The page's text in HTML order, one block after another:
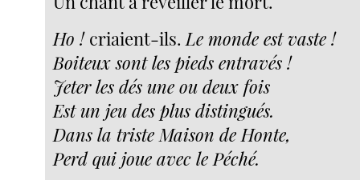
Ho ! criaient-ils.Le monde est vaste !
Boiteux sont les pieds entravés !
Jeter les dés une ou deux fois
Est un jeu des plus distingués.
Dans la triste Maison de Honte,
Perd qui joue avec le Péché.